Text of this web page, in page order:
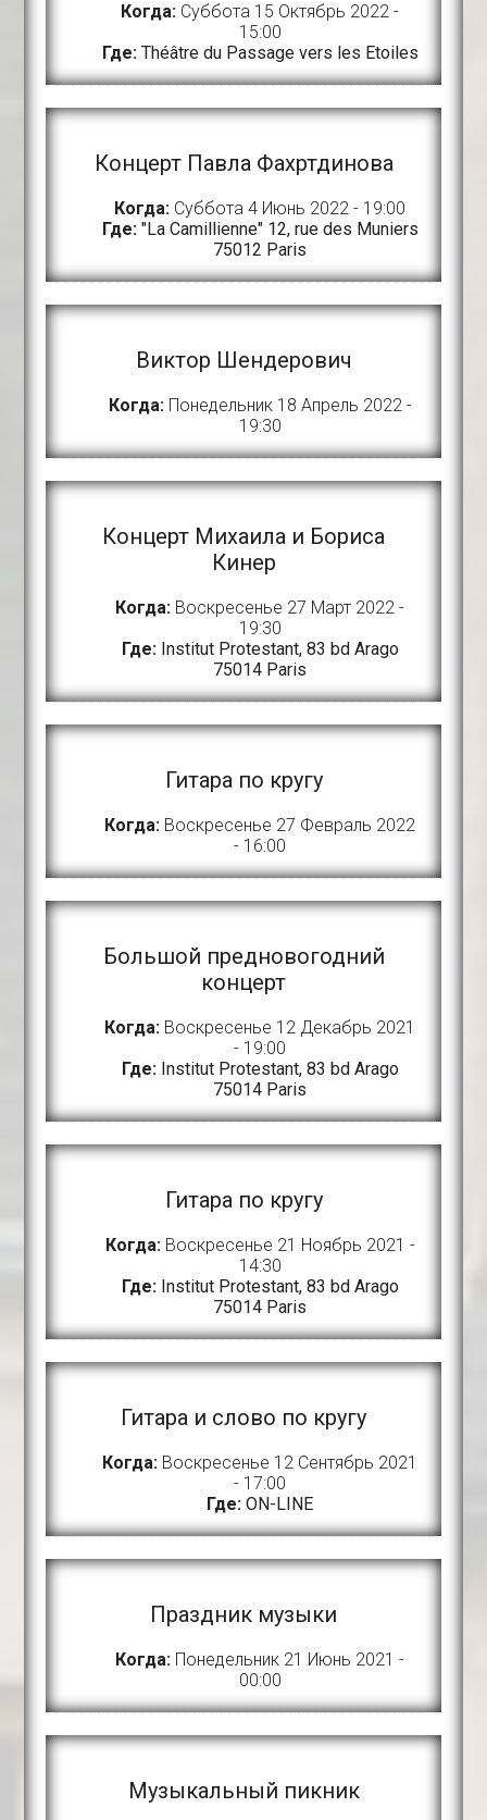
Когда: Суббота 15 Октябрь 2022 -
15:00
Где: Théâtre du Passage vers les Etoiles
Концерт Павла Фахртдинова
Когда: Суббота 4 Июнь 2022 - 19:00
Где: "La Camillienne" 12, rue des Muniers
75012 Paris
Виктор Шендерович
Когда:Понедельник 18 Апрель 2022 -
19:30
Концерт Михаила и Бориса
Кинер
Когда: Воскресенье 27 Март 2022 -
19:30
Где: Institut Protestant, 83 bd Arago
75014 Paris
Гитара по кругу
Когда: Воскресенье 27 Февраль 2022
- 16:00
Большой предновогодний
концерт
Когда: Воскресенье 12 Декабрь 2021
- 19:00
Где: Institut Protestant, 83 bd Arago
75014 Paris
Гитара по кругу
Когда:Воскресенье 21 Ноябрь 2021 -
14:30
Где: Institut Protestant, 83 bd Arago
75014 Paris
Гитара и слово по кругу
Когда: Воскресенье 12 Сентябрь 2021
- 17:00
Где: ON-LINE
Праздник музыки
Когда: Понедельник 21 Июнь 2021 -
00:00
Музыкальный пикник